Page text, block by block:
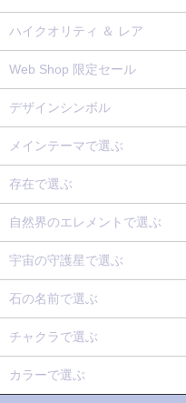
ハイクオリティ ＆ レア
Web Shop 限定セール
デザインシンボル
メインテーマで選ぶ
存在で選ぶ
自然界のエレメントで選ぶ
宇宙の守護星で選ぶ
石の名前で選ぶ
チャクラで選ぶ
カラーで選ぶ